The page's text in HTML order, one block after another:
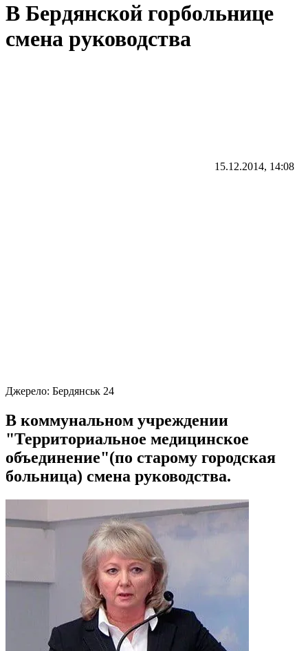
В Бердянской горбольнице
смена руководства
15.12.2014, 14:08
Джерело: Бердянськ 24
В коммунальном учреждении
"Территориальное медицинское
объединение"(по старому городская
больница) смена руководства.